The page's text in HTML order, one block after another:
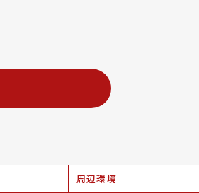
周辺環境